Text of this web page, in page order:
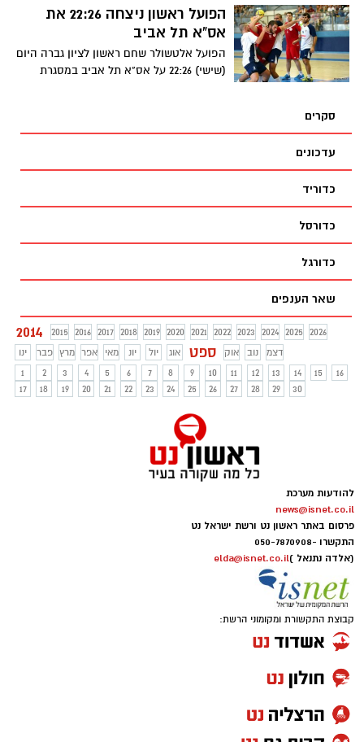
את הקבוצה עם 15 נקודות כ"א.
הפועל ראשון ניצחה 22:26 את
אס"א תל אביב
הפועל אלטשולר שחם ראשון לציון גברה היום
(שישי) 22:26 על אס"א תל אביב במסגרת
סקרים
עדכונים
כדוריד
כדורסל
כדורגל
שאר הענפים
2014 2015 2016 2017 2018 2019 2020 2021 2022 2023 2024 2025
2026
ינו
פבר מרץ אפר מאי יונ יול אוג ספט אוק נוב
דצמ
1
2 3 4 5 6 7 8 9 10 11 12 13 14 15
16
17
18 19 20 21 22 23 24 25 26 27 28 29 30
להודעות מערכת
news@isnet.co.il
פרסום באתר ראשון נט ורשת ישראל נט
התקשרו -050-7870908
(אלדה נתנאל )elda@isnet.co.il
קבוצת התקשורת ומקומוני הרשת: